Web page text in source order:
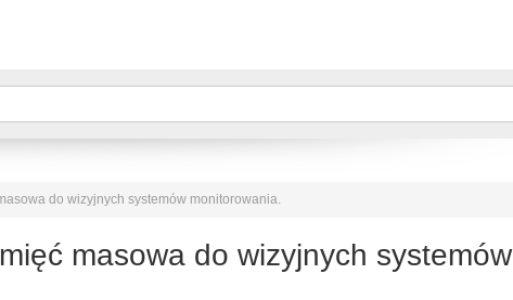
do wizyjnych systemów monitorowania.
masowa do wizyjnych systemów